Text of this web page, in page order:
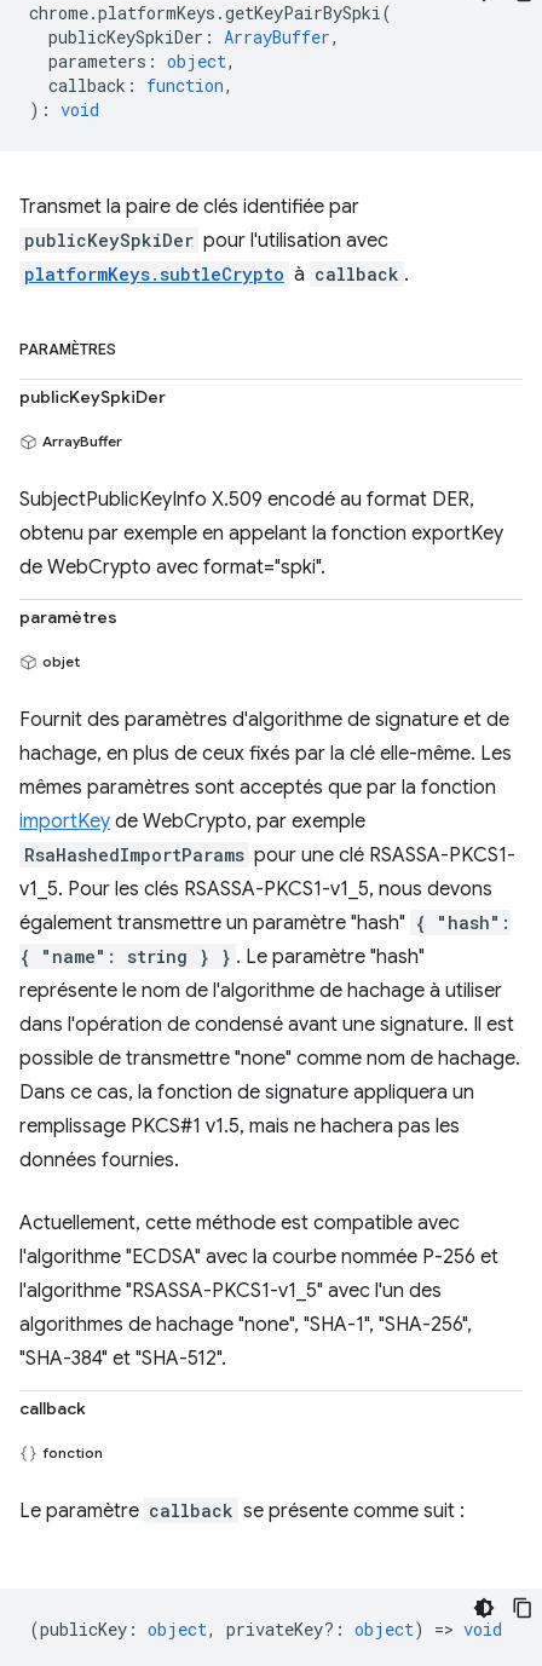
chrome.platformKeys .getKeyPairBySpki(
publicKeySpkiDer : ArrayBuffer,
parameters : object,
callback : function,
) : void
Transmet la paire de clés identifiée par
publicKeySpkiDer pour l'utilisation avec
platformKeys.subtleCrypto à callback .
PARAMÈTRES
publicKeySpkiDer
ArrayBuffer
SubjectPublicKeyInfo X.509 encodé au format DER,
obtenu par exemple en appelant la fonction exportKey
de WebCrypto avec format="spki".
paramètres
objet
Fournit des paramètres d'algorithme de signature et de
hachage, en plus de ceux fixés par la clé elle-même. Les
mêmes paramètres sont acceptés que par la fonction
importKey de WebCrypto, par exemple
RsaHashedImportParams pour une clé RSASSA-PKCS1-
v1_5. Pour les clés RSASSA-PKCS1-v1_5, nous devons
également transmettre un paramètre "hash" { "hash":
{ "name": string } } . Le paramètre "hash"
représente le nom de l'algorithme de hachage à utiliser
dans l'opération de condensé avant une signature. Il est
possible de transmettre "none" comme nom de hachage.
Dans ce cas, la fonction de signature appliquera un
remplissage PKCS#1 v1.5, mais ne hachera pas les
données fournies.
Actuellement, cette méthode est compatible avec
l'algorithme "ECDSA" avec la courbe nommée P-256 et
l'algorithme "RSASSA-PKCS1-v1_5" avec l'un des
algorithmes de hachage "none", "SHA-1", "SHA-256",
"SHA-384" et "SHA-512".
callback
fonction
Le paramètre callback se présente comme suit :
(publicKey : object, privateKey? : object) => void